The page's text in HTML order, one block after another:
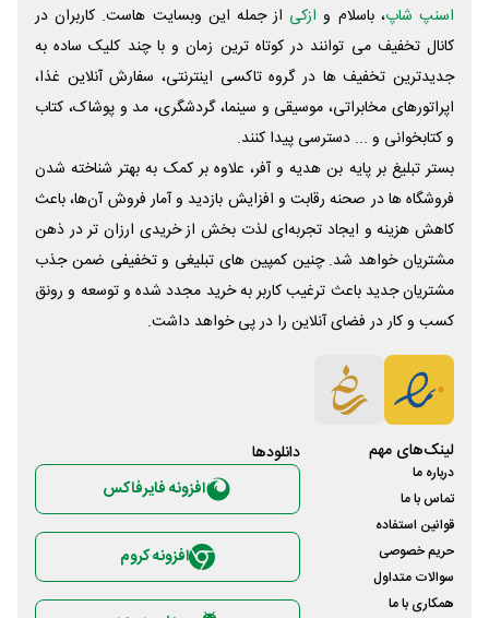
اسنپ شاپ، باسلام و ازکی از جمله این وبسایت ‌هاست. کاربران در
کانال تخفیف می توانند در کوتاه ترین زمان و با چند کلیک ساده به
جدیدترین تخفیف ها در گروه تاکسی اینترنتی، سفارش آنلاین غذا،
اپراتورهای مخابراتی، موسیقی و سینما، گردشگری، مد و پوشاک، کتاب
و کتابخوانی و ... دسترسی پیدا کنند.
بستر تبلیغ بر پایه بن هدیه و آفر، علاوه بر کمک به بهتر شناخته شدن
فروشگاه ها در صحنه رقابت و افزایش بازدید و آمار فروش آن‌ها، باعث
کاهش هزینه و ایجاد تجربه‌ای لذت بخش از خریدی ارزان تر در ذهن
مشتریان خواهد شد. چنین کمپین های تبلیغی و تخفیفی ضمن جذب
مشتریان جدید باعث ترغیب کاربر به خرید مجدد شده و توسعه و رونق
کسب و کار در فضای آنلاین را در پی خواهد داشت.
لینک‌های مهم
درباره ما
تماس با ما
قوانین استفاده
حریم خصوصی
سوالات متداول
همکاری با ما
دانلود‌ها
افزونه فایرفاکس
افزونه کروم